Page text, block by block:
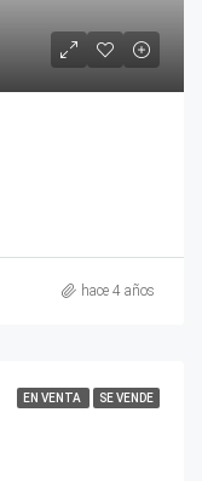
hace 4 años
EN VENTA SE VENDE